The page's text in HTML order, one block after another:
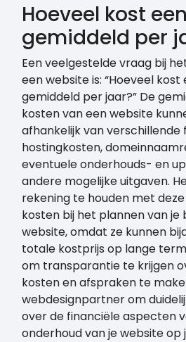
Hoeveel kost
gemiddeld per
Een veelgestelde vraag bij
een website is: “Hoeveel
gemiddeld per jaar?” De
kosten van een website
afhankelijk van verschillende
hostingkosten,
eventuele onderhouds- en
andere mogelijke uitgaven.
rekening te houden met
kosten bij het plannen van je
website, omdat ze kunnen
totale kostprijs op lange
om transparantie te krijgen
kosten en afspraken te
webdesignpartner om
over de financiële aspecten
onderhoud van je website op